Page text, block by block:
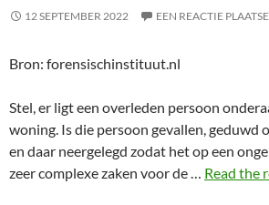
12 SEPTEMBER 2022 EEN REACTIE
Bron: forensischinstituut.nl
Stel, er ligt een overleden persoon
woning. Is die persoon gevallen, geduwd
en daar neergelegd zodat het op een
zeer complexe zaken voor de … Read the